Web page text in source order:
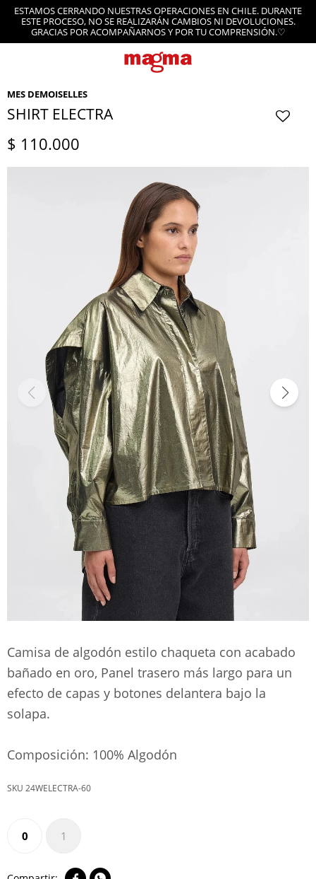
ESTAMOS CERRANDO NUESTRAS OPERACIONES EN CHILE. DURANTE
ESTE PROCESO, NO SE REALIZARÁN CAMBIOS NI DEVOLUCIONES.
GRACIAS POR ACOMPAÑARNOS Y POR TU COMPRENSIÓN.♡
MES DEMOISELLES
SHIRT ELECTRA
$ 110.000
Camisa de algodón estilo chaqueta con acabado
bañado en oro, Panel trasero más largo para un
efecto de capas y botones delantera bajo la
solapa.
Composición: 100% Algodón
24WELECTRA-60
0 1